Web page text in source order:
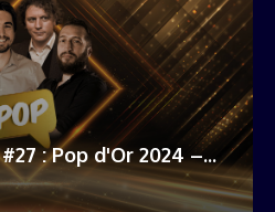
: Pop d'Or 2024 –...